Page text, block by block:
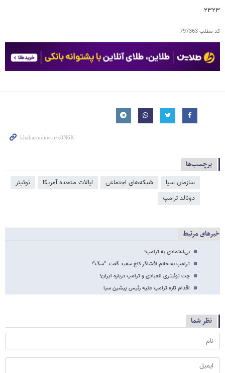
۲۳۲۳
کد مطلب797363
برچسب‌ها
سازمان سیا شبکه‌‌های اجتماعی ایالات متحده آمریکا
توئیتر
دونالد ترامپ
خبرهای مرتبط
بی‌اعتمادی به ترامپ!
ترامپ به خانم افشاگر کاخ سفید گفت: "سگ"!
چت توئیتری العبادی و ترامپ درباره ایران!
اقدام تازه ترامپ علیه رئیس پیشین سیا
نظر شما